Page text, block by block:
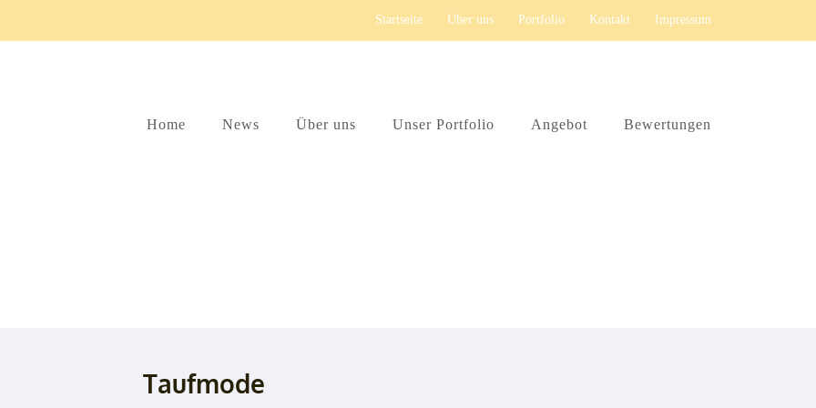
Startseite Über uns Portfolio Kontakt Impressum
Home News Über uns Unser Portfolio Angebot Bewertungen
Taufmode